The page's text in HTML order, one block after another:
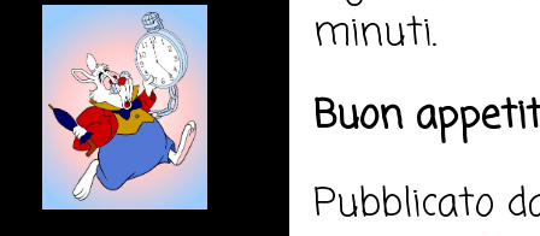
minuti.
Buon
Pubblicato